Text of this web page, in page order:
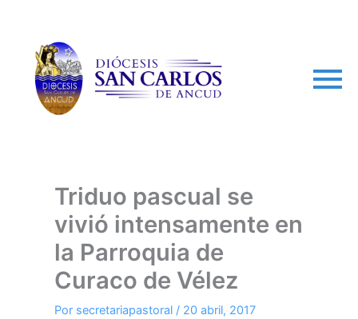
Triduo pascual se
vivió intensamente en
la Parroquia de
Curaco de Vélez
Por secretariapastoral / 20 abril, 2017